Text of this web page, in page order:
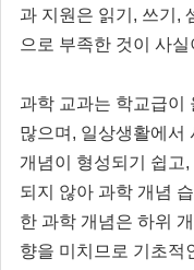
과 지원은 읽기, 쓰기,
으로 부족한 것이 사실
과학 교과는 학교급이
많으며, 일상생활에서
개념이 형성되기 쉽고
되지 않아 과학 개념
한 과학 개념은 하위
향을 미치므로 기초적